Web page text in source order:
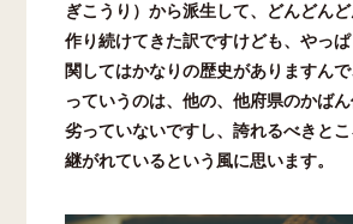
ぎこうり）から派生して、どんどん
作り続けてきた訳ですけども、やっ
関してはかなりの歴史がありますん
っていうのは、他の、他府県のかば
劣っていないですし、誇れるべきと
継がれているという風に思います。